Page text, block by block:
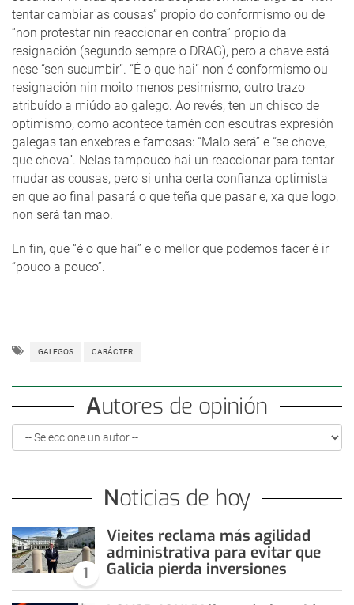
tentar cambiar as cousas” propio do conformismo ou de
“non protestar nin reaccionar en contra” propio da
resignación (segundo sempre o DRAG), pero a chave está
nese “sen sucumbir”. “É o que hai” non é conformismo ou
resignación nin moito menos pesimismo, outro trazo
atribuído a miúdo ao galego. Ao revés, ten un chisco de
optimismo, como acontece tamén con esoutras expresión
galegas tan enxebres e famosas: “Malo será” e “se chove,
que chova”. Nelas tampouco hai un reaccionar para tentar
mudar as cousas, pero si unha certa confianza optimista
en que ao final pasará o que teña que pasar e, xa que logo,
non será tan mao.
En fin, que “é o que hai” e o mellor que podemos facer é ir
“pouco a pouco”.
GALEGOS CARÁCTER
Autores de opinión
Noticias de hoy
1
Vieites reclama más agilidad
administrativa para evitar que
Galicia pierda inversiones